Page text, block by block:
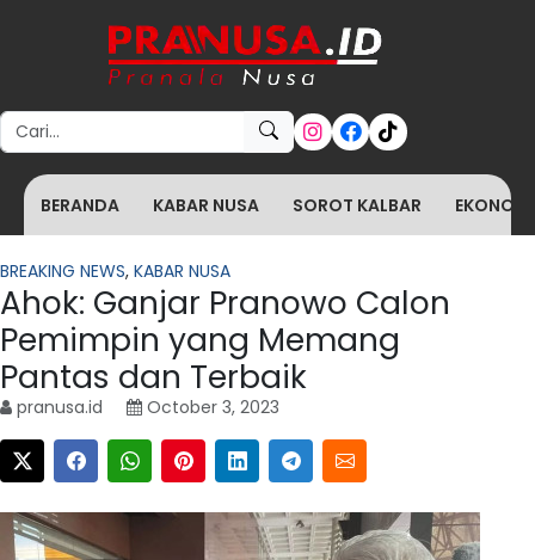
Search for:
BERANDA KABAR NUSA SOROT KALBAR
BREAKING NEWS, KABAR NUSA
Ahok: Ganjar Pranowo Calon
Pemimpin yang Memang
Pantas dan Terbaik
pranusa.id October 3, 2023